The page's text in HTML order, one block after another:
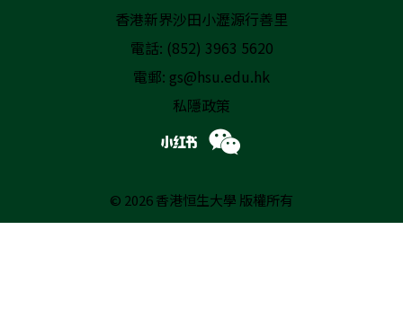
香港新界沙田小瀝源行善里
電話: (852) 3963 5620
電郵: gs@hsu.edu.hk
私隱政策
© 2026 香港恒生大學 版權所有